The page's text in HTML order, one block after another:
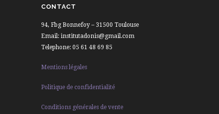
CONTACT
94, Fbg Bonnefoy – 31500 Toulouse
Email: institutadonis@gmail.com
Telephone: 05 61 48 69 85
Mentions légales
Politique de confidentialité
Conditions générales de vente